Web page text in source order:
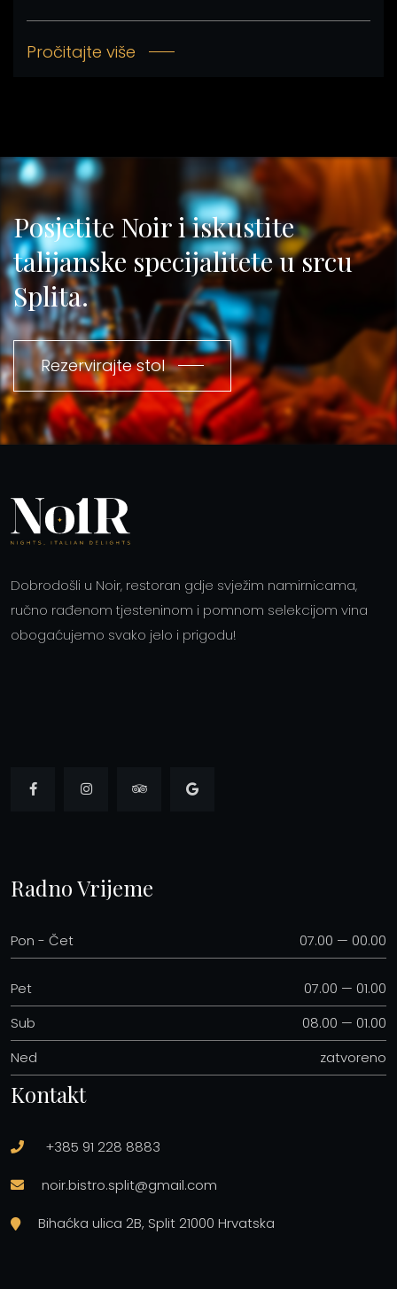
Pročitajte više
Posjetite Noir i iskustite
talijanske specijalitete u srcu
Splita.
Rezervirajte stol
Dobrodošli u Noir, restoran gdje svježim namirnicama,
ručno rađenom tjesteninom i pomnom selekcijom vina
obogaćujemo svako jelo i prigodu!
Radno Vrijeme
Pon - Čet 07.00 — 00.00
Pet
07.00 — 01.00
Sub
08.00 — 01.00
Ned
zatvoreno
Kontakt
+385 91 228 8883
noir.bistro.split@gmail.com
Bihaćka ulica 2B, Split 21000 Hrvatska